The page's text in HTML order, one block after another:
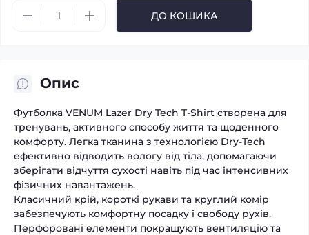
ДО КОШИКА
Опис
Футболка VENUM Lazer Dry Tech T-Shirt створена для
тренувань, активного способу життя та щоденного
комфорту. Легка тканина з технологією Dry-Tech
ефективно відводить вологу від тіла, допомагаючи
зберігати відчуття сухості навіть під час інтенсивних
фізичних навантажень.
Класичний крій, короткі рукави та круглий комір
забезпечують комфортну посадку і свободу рухів.
Перфоровані елементи покращують вентиляцію та